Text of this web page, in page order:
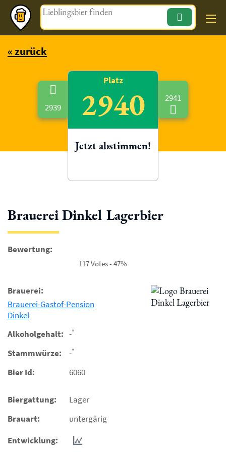
Magazin
« zurück
Brauerei Dinkel Lagerbier
Bewertung:
117 Votes - 47%
Brauerei:
Brauerei-Gastof-Pension
Dinkel
Alkoholgehalt: -*
Stammwürze: -*
Bier Id: 6060
Biergattung:
Lager
Brauart:
untergärig
Entwicklung:
2939
Platz
2940
Jetzt abstimmen!
2941